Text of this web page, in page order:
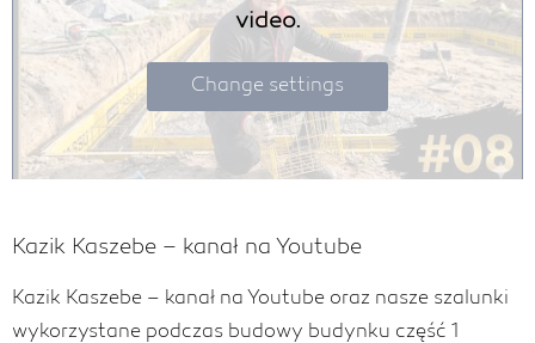
video.
Change settings
Kazik Kaszebe – kanał na Youtube
Kazik Kaszebe – kanał na Youtube oraz nasze szalunki
wykorzystane podczas budowy budynku część 1